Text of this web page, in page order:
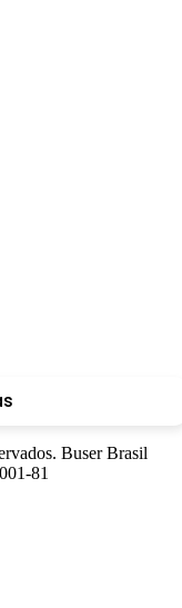
Buser Brasil
81